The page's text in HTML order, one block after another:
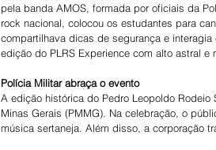
pela banda AMOS, formada por oficiais da
rock nacional, colocou os estudantes para
compartilhava dicas de segurança e
edição do PLRS Experience com alto astral e
Polícia Militar abraça o evento
A edição histórica do Pedro Leopoldo
Minas Gerais (PMMG). Na celebração, o
música sertaneja. Além disso, a corporação